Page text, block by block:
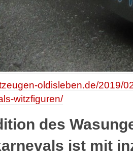
oldisleben.de/2019/
witzfiguren/
des
ist mit